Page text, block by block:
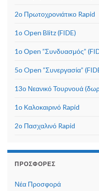
2ο Πρωτοχρονιάτικο Rapid
1o Open Blitz (FIDE)
1ο Οpen ”Συνδυασμός”
5ο Open ”Συνεργασία”
13ο Νεανικό Τουρνουά
1ο Καλοκαιρινό Rapid
2o Πασχαλινό Rapid
ΠΡΟΣΦΟΡΈΣ
Νέα Προσφορά